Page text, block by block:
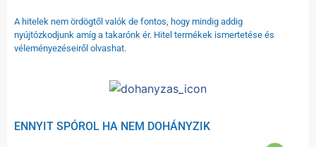
A hitelek nem ördögtől valók de fontos, hogy mindig addig
nyújtózkodjunk amíg a takarónk ér. Hitel termékek ismertetése és
véleményezéseiről olvashat.
ENNYIT SPÓROL HA NEM DOHÁNYZIK